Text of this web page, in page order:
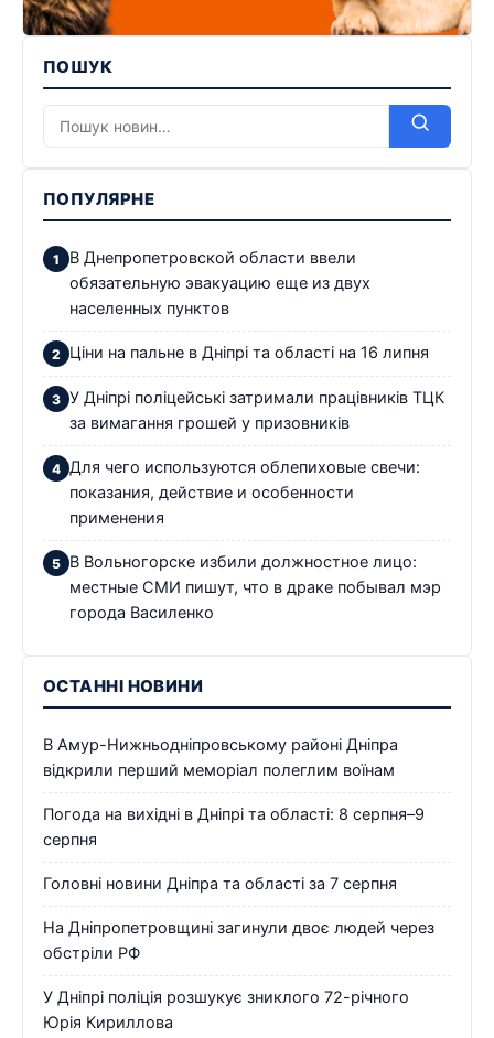
ПОШУК
ПОПУЛЯРНЕ
В Днепропетровской области ввели
обязательную эвакуацию еще из двух
населенных пунктов
Ціни на пальне в Дніпрі та області на 16 липня
У Дніпрі поліцейські затримали працівників ТЦК
за вимагання грошей у призовників
Для чего используются облепиховые свечи:
показания, действие и особенности
применения
В Вольногорске избили должностное лицо:
местные СМИ пишут, что в драке побывал мэр
города Василенко
ОСТАННІ НОВИНИ
В Амур-Нижньодніпровському районі Дніпра
відкрили перший меморіал полеглим воїнам
Погода на вихідні в Дніпрі та області: 8 серпня–9
серпня
Головні новини Дніпра та області за 7 серпня
На Дніпропетровщині загинули двоє людей через
обстріли РФ
У Дніпрі поліція розшукує зниклого 72-річного
Юрія Кириллова